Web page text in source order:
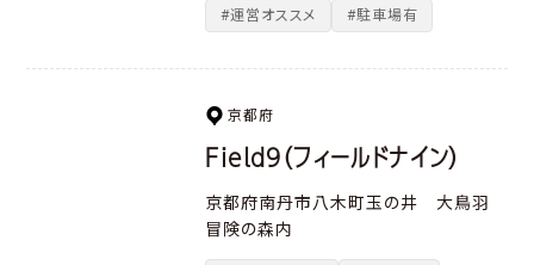
#運営オススメ
#駐車場有
京都府
Field9（フィールドナイン）
京都府南丹市八木町玉の井 大鳥羽
冒険の森内